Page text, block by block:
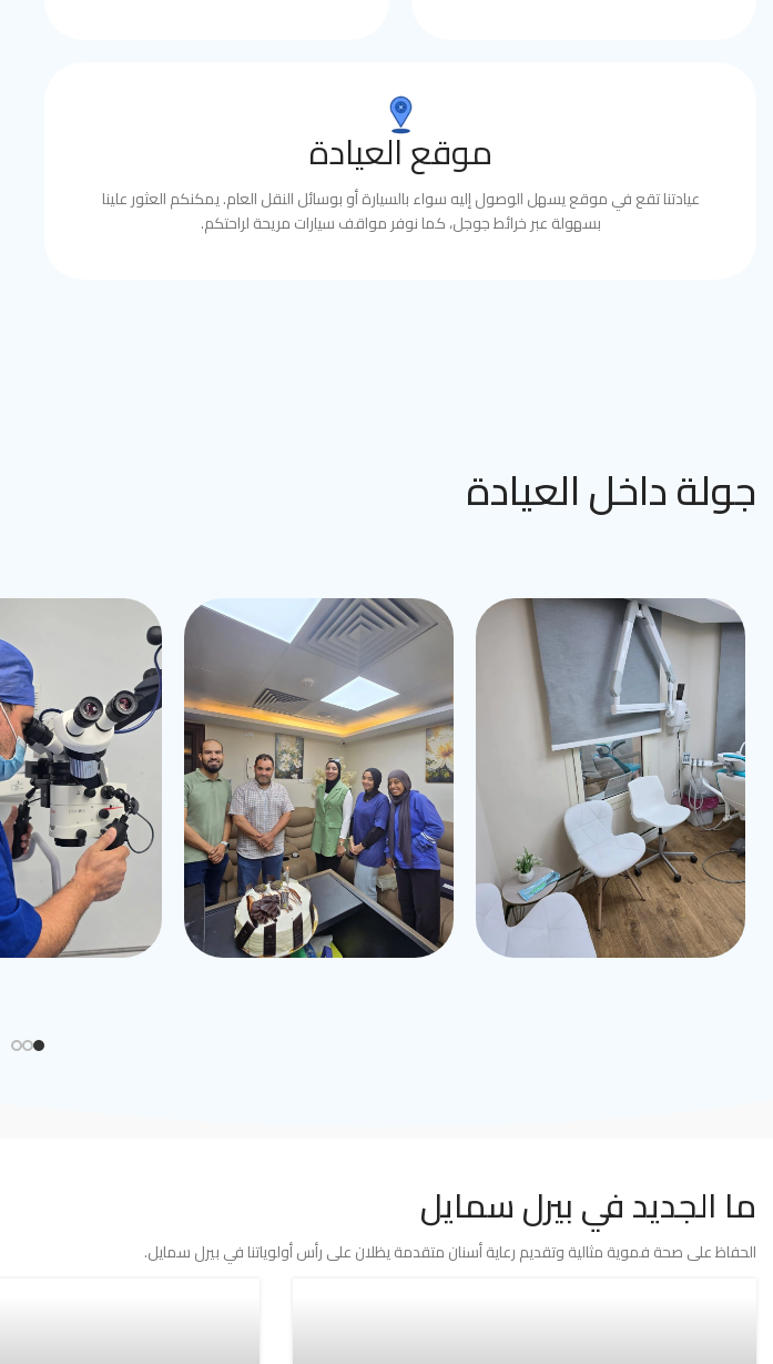
موقع العيادة
عيادتنا تقع في موقع يسهل الوصول إليه سواء بالسيارة أو بوسائل النقل العام. يمكنكم العثور علينا
بسهولة عبر خرائط جوجل، كما نوفر مواقف سيارات مريحة لراحتكم.
جولة داخل العيادة
ما الجديد في بيرل سمايل
الحفاظ على صحة فموية مثالية وتقديم رعاية أسنان متقدمة يظلان على رأس أولوياتنا في بيرل سمايل.